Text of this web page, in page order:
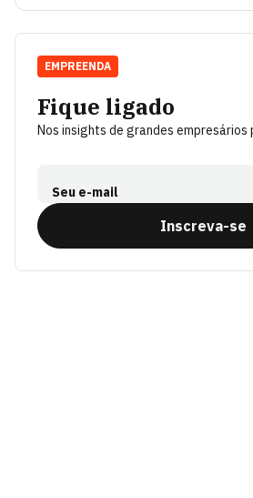
Fique ligado
Nos insights de grandes empresários
Seu e-mail
Inscreva-se
EMPREENDA